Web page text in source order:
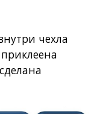
чехла